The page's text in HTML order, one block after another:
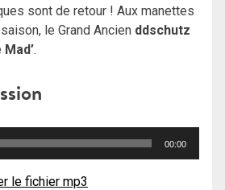
sont de retour ! Aux manettes
le Grand Ancien ddschutz
Mad’.
00:00
le fichier mp3